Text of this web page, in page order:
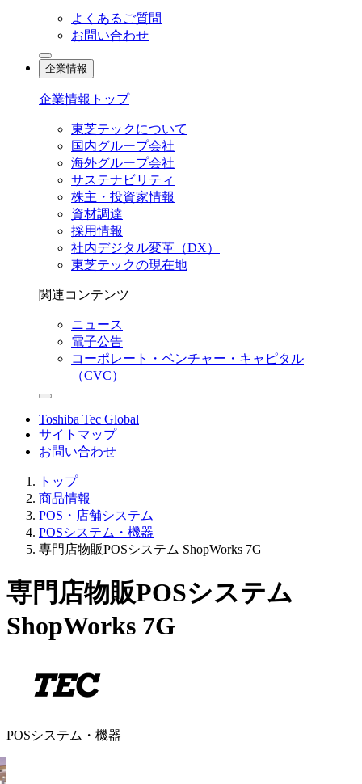
よくあるご質問
お問い合わせ
企業情報
企業情報トップ
東芝テックについて
国内グループ会社
海外グループ会社
サステナビリティ
株主・投資家情報
資材調達
採用情報
社内デジタル変革（DX）
東芝テックの現在地
関連コンテンツ
ニュース
電子公告
コーポレート・ベンチャー・キャピタル
（CVC）
Toshiba Tec Global
サイトマップ
お問い合わせ
トップ
商品情報
POS・店舗システム
POSシステム・機器
専門店物販POSシステム ShopWorks 7G
専門店物販POSシステム
ShopWorks 7G
POSシステム・機器